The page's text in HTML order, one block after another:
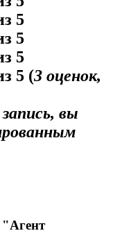
(3 оценок,
вы
"Агент